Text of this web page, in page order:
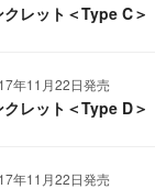
レット＜Type C＞
年11月22日発売
レット＜Type D＞
年11月22日発売